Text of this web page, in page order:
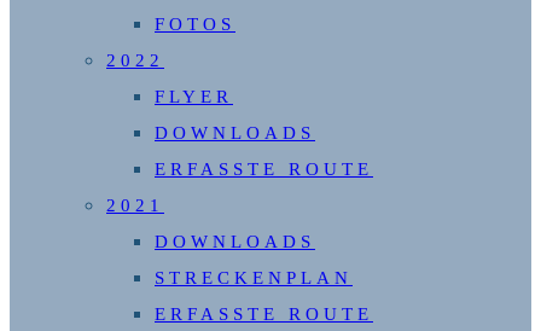
FOTOS
2022
FLYER
DOWNLOADS
ERFASSTE ROUTE
2021
DOWNLOADS
STRECKENPLAN
ERFASSTE ROUTE